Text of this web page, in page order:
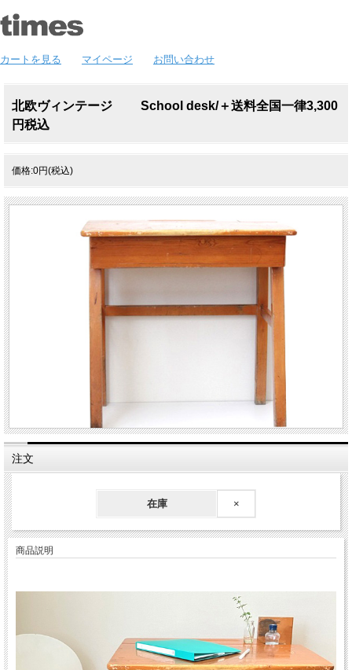
カートを見る マイページ お問い合わせ
北欧ヴィンテージ School desk/＋送料全国一律3,300
円税込
価格:0円(税込)
注文
在庫 ×
商品説明